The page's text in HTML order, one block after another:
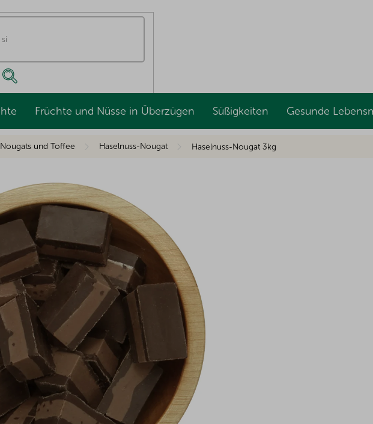
Früchte und Nüsse in Überzügen Süßigkeiten Gesunde
Nougats und Toffee Haselnuss-Nougat Haselnuss-Nougat 3kg